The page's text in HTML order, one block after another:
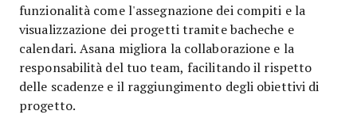
funzionalità come l'assegnazione dei compiti e la
visualizzazione dei progetti tramite bacheche e
calendari. Asana migliora la collaborazione e la
responsabilità del tuo team, facilitando il rispetto
delle scadenze e il raggiungimento degli obiettivi di
progetto.